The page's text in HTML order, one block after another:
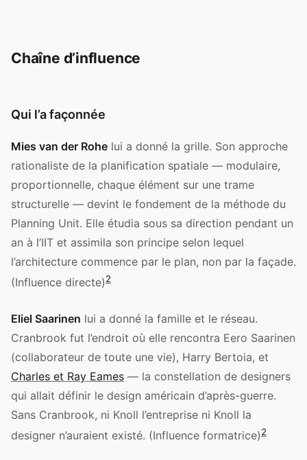
Chaîne d’influence
Qui l’a façonnée
Mies van der Rohe lui a donné la grille. Son approche
rationaliste de la planification spatiale — modulaire,
proportionnelle, chaque élément sur une trame
structurelle — devint le fondement de la méthode du
Planning Unit. Elle étudia sous sa direction pendant un
an à l’IIT et assimila son principe selon lequel
l’architecture commence par le plan, non par la façade.
(Influence directe)2
Eliel Saarinen lui a donné la famille et le réseau.
Cranbrook fut l’endroit où elle rencontra Eero Saarinen
(collaborateur de toute une vie), Harry Bertoia, et
Charles et Ray Eames — la constellation de designers
qui allait définir le design américain d’après-guerre.
Sans Cranbrook, ni Knoll l’entreprise ni Knoll la
designer n’auraient existé. (Influence formatrice)2